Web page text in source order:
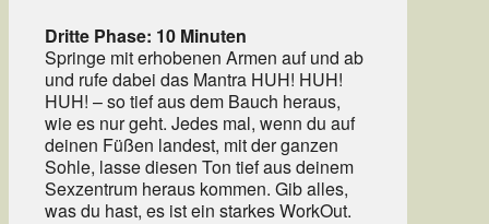
Dritte Phase: 10 Minuten
Springe mit erhobenen Armen auf und ab
und rufe dabei das Mantra HUH! HUH!
HUH! – so tief aus dem Bauch heraus,
wie es nur geht. Jedes mal, wenn du auf
deinen Füßen landest, mit der ganzen
Sohle, lasse diesen Ton tief aus deinem
Sexzentrum heraus kommen. Gib alles,
was du hast, es ist ein starkes WorkOut.